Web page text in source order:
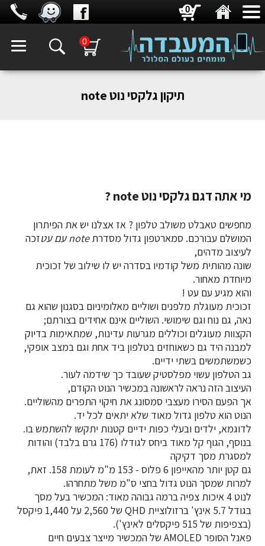
0
תיקון גלקסי נוט note
מי אתה דגם גלקסי נוט note ?
מחפשים טאבלט משולב טלפון ? אז אצלנו יש את הפיתרון
המושלם עבורכם. סמארטפון גדול מסדרתnote עם עט
זכה
לעיצוב מדהים,
​​​​​​​שונה מהותית משל קודמיו בסדרה יש לו שילוב של זכוכית
מיוחדת מאחור.
והוא מגיע עם עט !
זכוכית מעוגלת מלפנים ושוליים מאלומיניום בסגנון שהוא גם
נאה, גם נוח וגם שימושי. השוליים אינם אחידים בצורתם;
הקצוות מעוגלים וכוללים מגרעות עדינות, שמתאימות בדיוק
למבנה היד גם כשאוחזים בטלפון ביד אחת וגם במצב אופקי,
כשמשתמשים בשתי ידיים.
גב הטלפון עשוי מפלסטיק שעובד כך שידמה לעור.
העיצוב הזה נראה לראשונה במכשיר הנוט הקודם,
אך הפעם הסירו מעצבי סמסונג את חיקוי התפרים מהשוליים.
הנוט הוא טלפון גדול מאוד שלא יתאים לכל יד.
לדוגמא, ילדים ובעלי כפות ידיים קטנות יתקשו להשתמש בו.
בנוסף, הגוף קל מאוד ביחס לגודלו (176 גרם בלבד) והודות
למסגרת מסך דקיקה
גם קטן יותר מהאייפון 6 פלוס - 153 מ"מ לעומת 158. זאת,
למרות שמסך הנוט גדול בחצי ס"מ משל מתחרהו.
לנוט 4 איכות צפיה ברמה גבוהה מאוד: המכשיר בעל מסך
בגודל 5.7 אינץ' ברזולוציית QHD של 2,560 על 1,440 פיקסל
(בצפיפות של 515 פיקסלים לאינץ').
פאנל הסופר AMOLED של המכשיר מייצר צבעים חיים
0